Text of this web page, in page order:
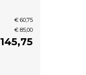
€ 60,75
€ 85,00
145,75